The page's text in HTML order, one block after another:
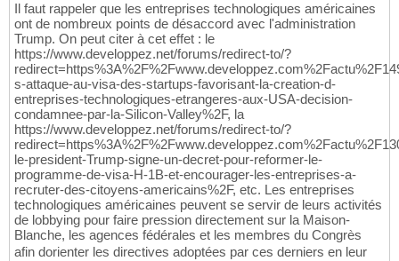
Il faut rappeler que les entreprises technologiques américaines
ont de nombreux points de désaccord avec l'administration
Trump. On peut citer à cet effet : le
https://www.developpez.net/forums/redirect-to/?
s-attaque-au-visa-des-startups-favorisant-la-creation-d-
entreprises-technologiques-etrangeres-aux-USA-decision-
condamnee-par-la-Silicon-Valley%2F, la
https://www.developpez.net/forums/redirect-to/?
le-president-Trump-signe-un-decret-pour-reformer-le-
programme-de-visa-H-1B-et-encourager-les-entreprises-a-
recruter-des-citoyens-americains%2F, etc. Les entreprises
technologiques américaines peuvent se servir de leurs activités
de lobbying pour faire pression directement sur la Maison-
Blanche, les agences fédérales et les membres du Congrès
afin dorienter les directives adoptées par ces derniers en leur